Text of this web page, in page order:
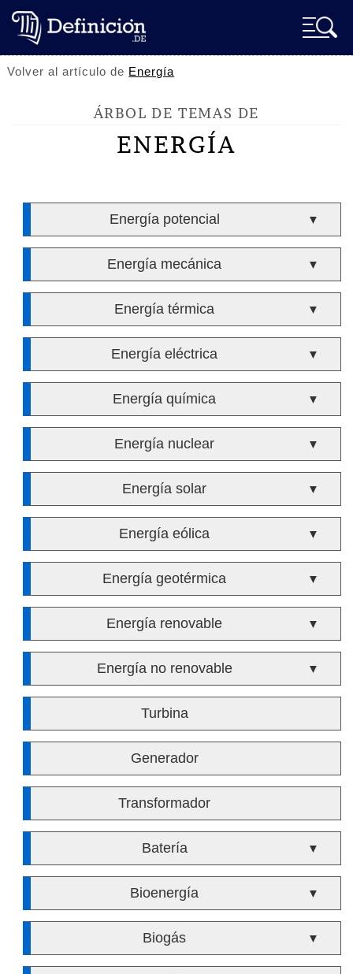
Volver al artículo de Energía
ÁRBOL DE TEMAS DE
ENERGÍA
Energía potencial ▼
Energía mecánica ▼
Energía térmica ▼
Energía eléctrica ▼
Energía química ▼
Energía nuclear ▼
Energía solar ▼
Energía eólica ▼
Energía geotérmica ▼
Energía renovable ▼
Energía no renovable ▼
Turbina
Generador
Transformador
Batería ▼
Bioenergía ▼
Biogás ▼